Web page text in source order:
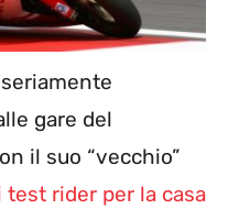
gare del
il suo “vecchio”
test rider per la casa